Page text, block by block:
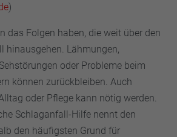
)
das Folgen haben, die weit über den
hinausgehen. Lähmungen,
oder Probleme beim
können zurückbleiben. Auch
oder Pflege kann nötig werden.
Schlaganfall-Hilfe nennt den
den häufigsten Grund für